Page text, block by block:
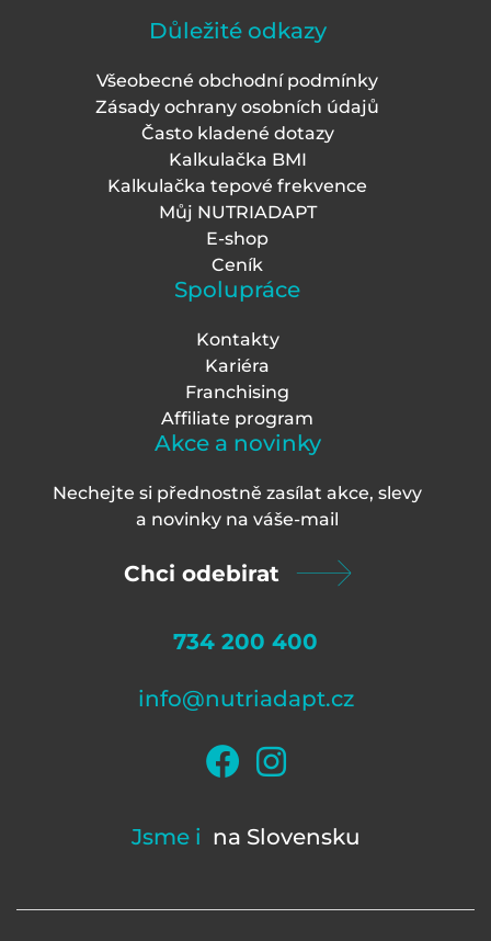
Důležité odkazy
Všeobecné obchodní podmínky
Zásady ochrany osobních údajů
Často kladené dotazy
Kalkulačka BMI
Kalkulačka tepové frekvence
Můj NUTRIADAPT
E-shop
Ceník
Spolupráce
Kontakty
Kariéra
Franchising
Affiliate program
Akce a novinky
Nechejte si přednostně zasílat akce, slevy
a novinky na váše-mail
Chci odebirat
734 200 400
info@nutriadapt.cz
Jsme i na Slovensku